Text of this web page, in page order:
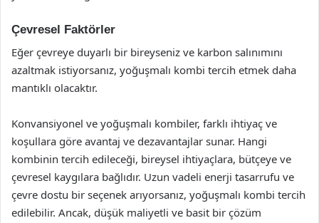
Çevresel Faktörler
Eğer çevreye duyarlı bir bireyseniz ve karbon salınımını
azaltmak istiyorsanız, yoğuşmalı kombi tercih etmek daha
mantıklı olacaktır.
Konvansiyonel ve yoğuşmalı kombiler, farklı ihtiyaç ve
koşullara göre avantaj ve dezavantajlar sunar. Hangi
kombinin tercih edileceği, bireysel ihtiyaçlara, bütçeye ve
çevresel kaygılara bağlıdır. Uzun vadeli enerji tasarrufu ve
çevre dostu bir seçenek arıyorsanız, yoğuşmalı kombi tercih
edilebilir. Ancak, düşük maliyetli ve basit bir çözüm